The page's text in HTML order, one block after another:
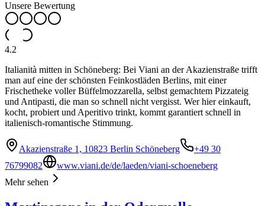
Unsere Bewertung
4.2
Italianità mitten in Schöneberg: Bei Viani an der Akazienstraße trifft
man auf eine der schönsten Feinkostläden Berlins, mit einer
Frischetheke voller Büffelmozzarella, selbst gemachtem Pizzateig
und Antipasti, die man so schnell nicht vergisst. Wer hier einkauft,
kocht, probiert und Aperitivo trinkt, kommt garantiert schnell in
italienisch-romantische Stimmung.
Akazienstraße 1, 10823 Berlin Schöneberg
+49 30
76799082
www.viani.de/de/laeden/viani-schoeneberg
Mehr sehen